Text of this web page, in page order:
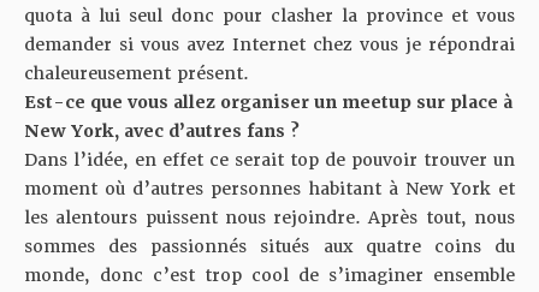
quota à lui seul donc pour clasher la province et vous
demander si vous avez Internet chez vous je répondrai
chaleureusement présent.
Est-ce que vous allez organiser un meetup sur place à
New York, avec d’autres fans ?
Dans l’idée, en effet ce serait top de pouvoir trouver un
moment où d’autres personnes habitant à New York et
les alentours puissent nous rejoindre. Après tout, nous
sommes des passionnés situés aux quatre coins du
monde, donc c’est trop cool de s’imaginer ensemble